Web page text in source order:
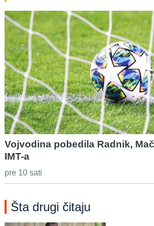
Vojvodina pobedila Radnik,
IMT-a
pre 10 sati
Šta drugi čitaju